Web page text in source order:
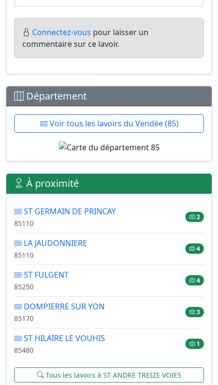
Connectez-vous pour laisser un
commentaire sur ce lavoir.
Département
Voir tous les lavoirs du Vendée (85)
À proximité
ST GERMAIN DE PRINCAY
85110
2
LA JAUDONNIERE
85110
4
ST FULGENT
85250
4
DOMPIERRE SUR YON
85170
3
ST HILAIRE LE VOUHIS
85480
1
Tous les lavoirs à ST ANDRE TREIZE VOIES